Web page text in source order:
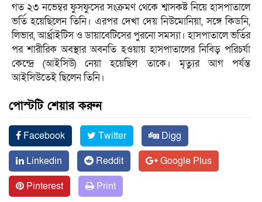
গত ২৩ নভেম্বর ফুসফুসের সংক্রমণ থেকে শ্বাসকষ্ট নিয়ে হাসপাতালে
ভর্তি হয়েছিলেন তিনি। এরপর দেখা দেয় নিউমোনিয়া, সঙ্গে কিডনি,
লিভার, আর্থ্রাইটিস ও ডায়াবেটিসের পুরনো সমস্যা। হাসপাতালে ভর্তির
পর শারীরিক অবস্থার অবনতি হওয়ায় হাসপাতালের নিবিড় পরিচর্যা
কেন্দ্রে (আইসিউ) নেয়া হয়েছিল তাকে। মৃত্যুর আগ পর্যন্ত
আইসিউতেই ছিলেন তিনি।
পোস্টটি শেয়ার করুন
Facebook Twitter
Digg
Linkedin
Reddit
Google Plus
Pinterest
Print